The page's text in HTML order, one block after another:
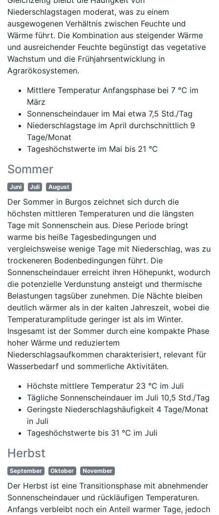
Niederschlagstagen moderat, was zu einem
ausgewogenen Verhältnis zwischen Feuchte und
Wärme führt. Die Kombination aus steigender Wärme
und ausreichender Feuchte begünstigt das vegetative
Wachstum und die Frühjahrsentwicklung in
Agrarökosystemen.
Mittlere Temperatur Anfangsphase bei 7 °C im
März
Sonnenscheindauer im Mai etwa 7,5 Std./Tag
Niederschlagstage im April durchschnittlich 9
Tage/Monat
Tageshöchstwerte im Mai bis 21 °C
Sommer
Juni Juli August
Der Sommer in Burgos zeichnet sich durch die
höchsten mittleren Temperaturen und die längsten
Tage mit Sonnenschein aus. Diese Periode bringt
warme bis heiße Tagesbedingungen und
vergleichsweise wenige Tage mit Niederschlag, was zu
trockeneren Bodenbedingungen führt. Die
Sonnenscheindauer erreicht ihren Höhepunkt, wodurch
die potenzielle Verdunstung ansteigt und thermische
Belastungen tagsüber zunehmen. Die Nächte bleiben
deutlich wärmer als in der kalten Jahreszeit, wobei die
Temperaturamplitude geringer ist als im Winter.
Insgesamt ist der Sommer durch eine kompakte Phase
hoher Wärme und reduziertem
Niederschlagsaufkommen charakterisiert, relevant für
Wasserbedarf und sommerliche Aktivitäten.
Höchste mittlere Temperatur 23 °C im Juli
Tägliche Sonnenscheindauer im Juli 10,5 Std./Tag
Geringste Niederschlagshäufigkeit 4 Tage/Monat
in Juli
Tageshöchstwerte bis 31 °C im Juli
Herbst
September Oktober November
Der Herbst ist eine Transitionsphase mit abnehmender
Sonnenscheindauer und rückläufigen Temperaturen.
Anfangs verbleibt noch ein Anteil warmer Tage, jedoch